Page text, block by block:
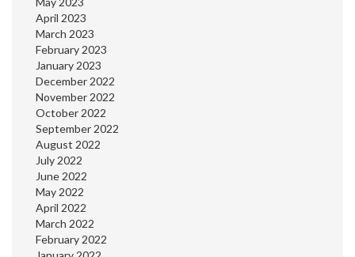
April 2023
March 2023
February 2023
January 2023
December 2022
November 2022
October 2022
September 2022
August 2022
July 2022
June 2022
May 2022
April 2022
March 2022
February 2022